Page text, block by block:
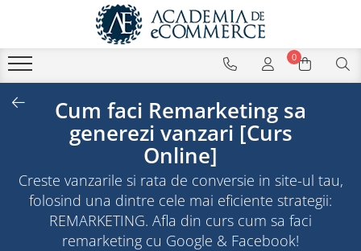
0
Cum faci Remarketing sa
generezi vanzari [Curs
Online]
Creste vanzarile si rata de conversie in site-ul tau,
folosind una dintre cele mai eficiente strategii:
REMARKETING. Afla din curs cum sa faci
remarketing cu Google & Facebook!